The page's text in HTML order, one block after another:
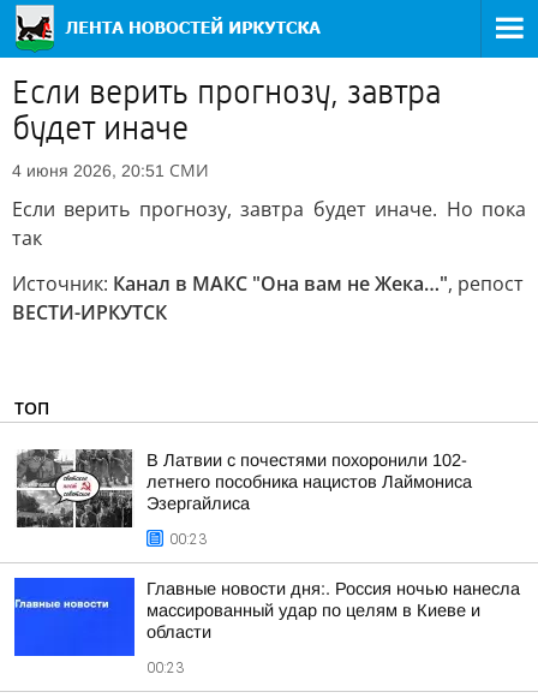
Если верить прогнозу, завтра
будет иначе
4 июня 2026, 20:51 СМИ
Если верить прогнозу, завтра будет иначе. Но пока
так
Источник: Канал в МАКС "Она вам не Жека…", репост
ВЕСТИ-ИРКУТСК
ТОП
В Латвии с почестями похоронили 102-
летнего пособника нацистов Лаймониса
Эзергайлиса
00:23
Главные новости дня:. Россия ночью нанесла
массированный удар по целям в Киеве и
области
00:23